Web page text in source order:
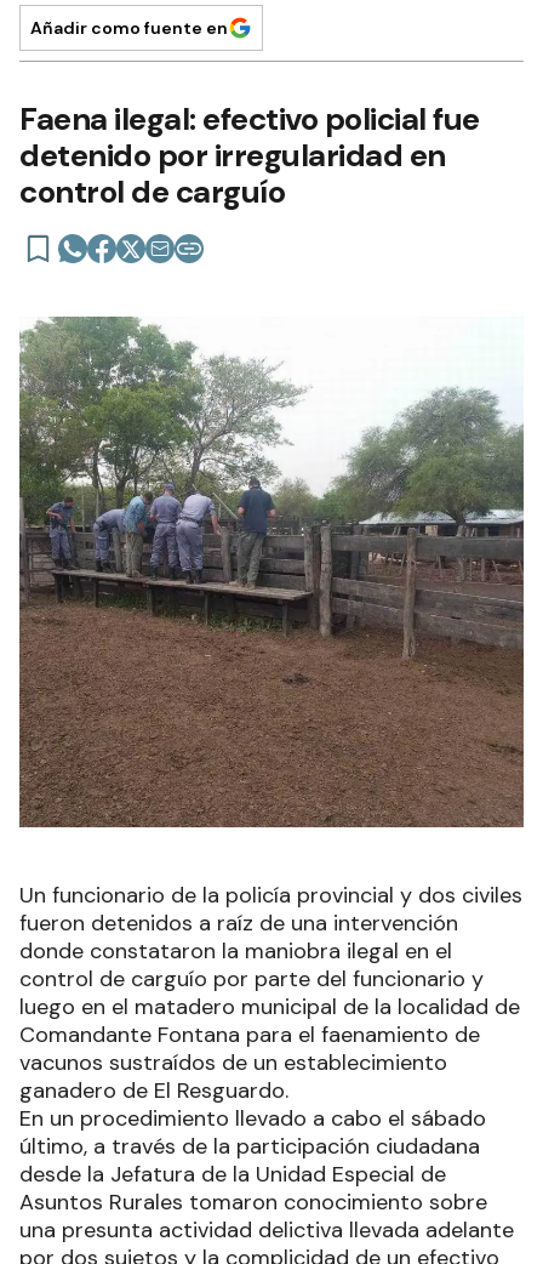
Añadir como fuente en
Faena ilegal: efectivo policial fue
detenido por irregularidad en
control de carguío
Un funcionario de la policía provincial y dos civiles
fueron detenidos a raíz de una intervención
donde constataron la maniobra ilegal en el
control de carguío por parte del funcionario y
luego en el matadero municipal de la localidad de
Comandante Fontana para el faenamiento de
vacunos sustraídos de un establecimiento
ganadero de El Resguardo.
En un procedimiento llevado a cabo el sábado
último, a través de la participación ciudadana
desde la Jefatura de la Unidad Especial de
Asuntos Rurales tomaron conocimiento sobre
una presunta actividad delictiva llevada adelante